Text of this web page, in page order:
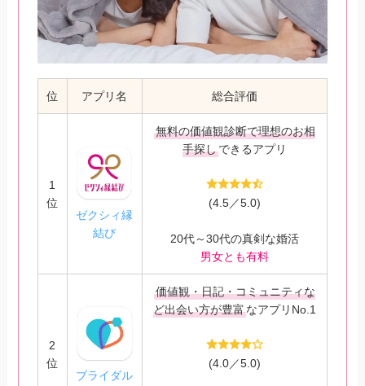
位 アプリ名 総合評価
1
位
ゼクシィ縁
結び
無料の価値観診断で理想のお相
手探しできるアプリ
(4.5／5.0)
20代～30代の真剣な婚活
男女とも有料
2
位
ブライダル
価値観・日記・コミュニティな
ど出会い方が豊富なアプリNo.1
(4.0／5.0)